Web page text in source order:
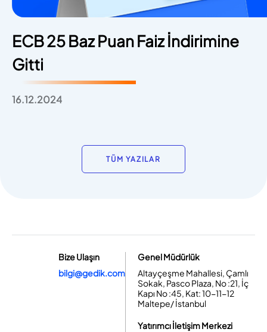
ECB 25 Baz Puan Faiz İndirimine
Gitti
16.12.2024
TÜM YAZILAR
Bize Ulaşın
bilgi@gedik.com
Genel Müdürlük
Altayçeşme Mahallesi, Çamlı
Sokak, Pasco Plaza, No :21, İç
Kapı No :45, Kat: 10-11-12
Maltepe/ İstanbul
Yatırımcı İletişim Merkezi